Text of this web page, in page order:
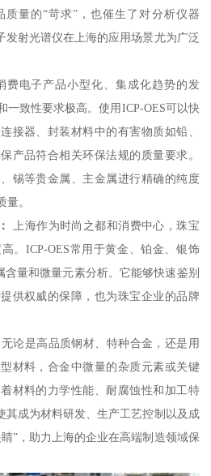
量的“苛求”，也催生了对分析仪器
发射光谱仪在上海的应用场景尤为广泛
费电子产品小型化、集成化趋势的发
一致性要求极高。使用ICP-OES可以快
接器、封装材料中的有害物质如铅、
产品符合相关环保法规的质量要求。
锡等贵金属、主金属进行精确的纯度
。
上海作为时尚之都和消费中心，珠宝
。ICP-OES常用于黄金、铂金、银饰
量和微量元素分析。它能够快速鉴别
供权威的保障，也为珠宝企业的品牌
无论是高品质钢材、特种合金，还是用
材料，合金中微量的杂质元素或关键
材料的力学性能、耐腐蚀性和加工特
其成为材料研发、生产工艺控制以及成
”，助力上海的企业在高端制造领域保